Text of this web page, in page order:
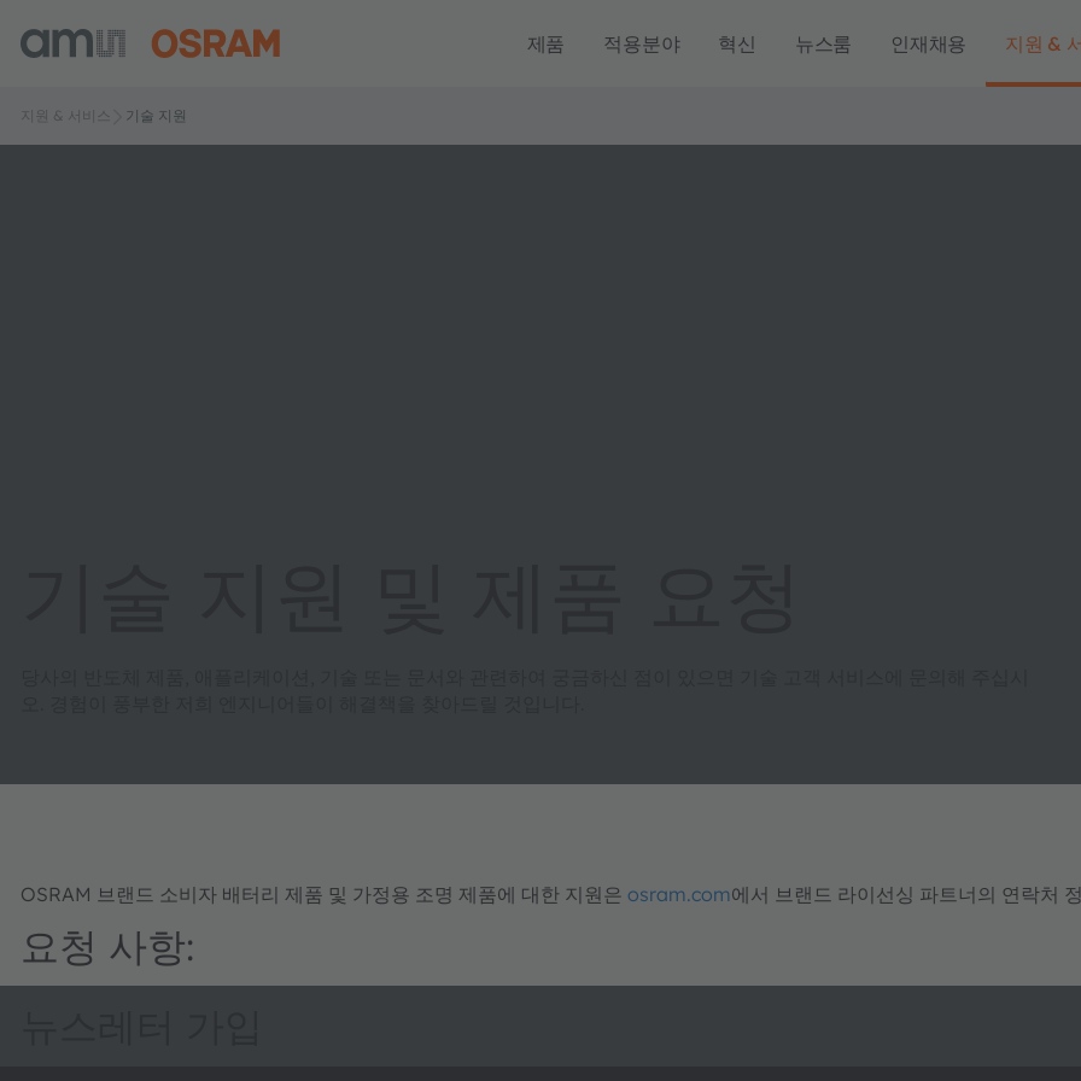
제품 적용분야 혁신 뉴스룸 인재채용 지원 &
지원 & 서비스 기술 지원
OSRAM 브랜드 소비자 배터리 제품 및 가정용 조명 제품에 대한 지원은 osram.com에서 브랜드 라이선싱 파트너의 연락처
요청 사항: